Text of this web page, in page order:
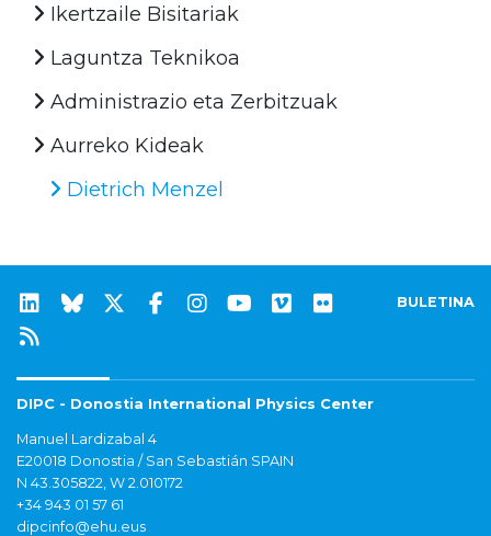
Ikertzaile Bisitariak
Laguntza Teknikoa
Administrazio eta Zerbitzuak
Aurreko Kideak
Dietrich Menzel
BULETINA
DIPC - Donostia International Physics Center
Manuel Lardizabal 4
E20018 Donostia / San Sebastián SPAIN
N 43.305822, W 2.010172
+34 943 01 57 61
dipcinfo@ehu.eus